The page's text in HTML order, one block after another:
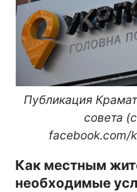
Публикация
совета
facebook.com/
Как местным
необходимые